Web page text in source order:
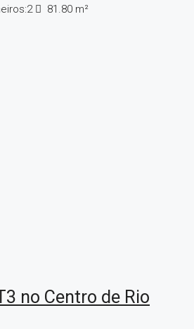
2 81.80 m²
no Centro de Rio